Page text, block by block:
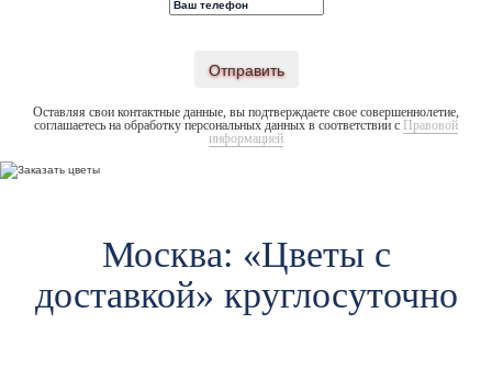
Отправить
Оставляя свои контактные данные, вы подтверждаете свое совершеннолетие,
соглашаетесь на обработку персональных данных в соответствии с Правовой
информацией
Москва: «Цветы c
доставкой» круглосуточно